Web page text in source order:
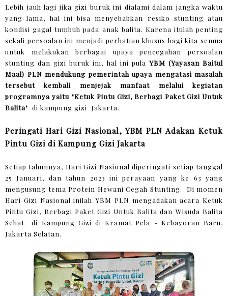
Lebih jauh lagi jika gizi buruk ini dialami dalam jangka waktu
yang lama, hal ini bisa menyebabkan resiko stunting atau
kondisi gagal tumbuh pada anak balita. Karena itulah penting
sekali persoalan ini menjadi perhatian khusus bagi kita semua
untuk melakukan berbagai upaya pencegahan persoalan
stunting dan gizi buruk ini, hal ini pula YBM (Yayasan Baitul
Maal) PLN mendukung pemerintah upaya mengatasi masalah
tersebut kembali menjejak manfaat melalui kegiatan
programnya yaitu "Ketuk Pintu Gizi, Berbagi Paket Gizi Untuk
Balita" di kampung gizi Jakarta.
Peringati Hari Gizi Nasional, YBM PLN Adakan Ketuk
Pintu Gizi di Kampung Gizi Jakarta
Setiap tahunnya, Hari Gizi Nasional diperingati setiap tanggal
25 Januari, dan tahun 2023 ini perayaan yang ke 63 yang
mengusung tema Protein Hewani Cegah Stunting. Di momen
Hari Gizi Nasional inilah YBM PLN mengadakan acara Ketuk
Pintu Gizi, Berbagi Paket Gizi Untuk Balita dan Wisuda Balita
Sehat di Kampung Gizi di Kramat Pela - Kebayoran Baru,
Jakarta Selatan.